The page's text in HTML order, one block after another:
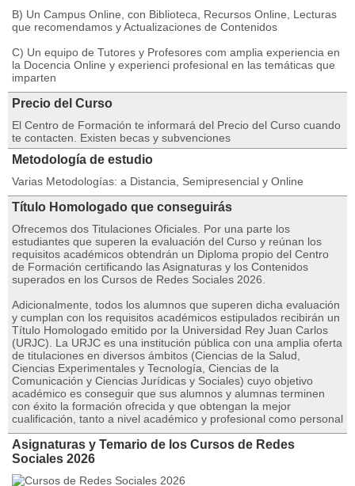
B) Un Campus Online, con Biblioteca, Recursos Online, Lecturas
que recomendamos y Actualizaciones de Contenidos
C) Un equipo de Tutores y Profesores com amplia experiencia en
la Docencia Online y experienci profesional en las temáticas que
imparten
Precio del Curso
El Centro de Formación te informará del Precio del Curso cuando
te contacten. Existen becas y subvenciones
Metodología de estudio
Varias Metodologías: a Distancia, Semipresencial y Online
Título Homologado que conseguirás
Ofrecemos dos Titulaciones Oficiales. Por una parte los
estudiantes que superen la evaluación del Curso y reúnan los
requisitos académicos obtendrán un Diploma propio del Centro
de Formación certificando las Asignaturas y los Contenidos
superados en los Cursos de Redes Sociales 2026.
Adicionalmente, todos los alumnos que superen dicha evaluación
y cumplan con los requisitos académicos estipulados recibirán un
Título Homologado emitido por la Universidad Rey Juan Carlos
(URJC). La URJC es una institución pública con una amplia oferta
de titulaciones en diversos ámbitos (Ciencias de la Salud,
Ciencias Experimentales y Tecnología, Ciencias de la
Comunicación y Ciencias Jurídicas y Sociales) cuyo objetivo
académico es conseguir que sus alumnos y alumnas terminen
con éxito la formación ofrecida y que obtengan la mejor
cualificación, tanto a nivel académico y profesional como personal
Asignaturas y Temario de los Cursos de Redes
Sociales 2026